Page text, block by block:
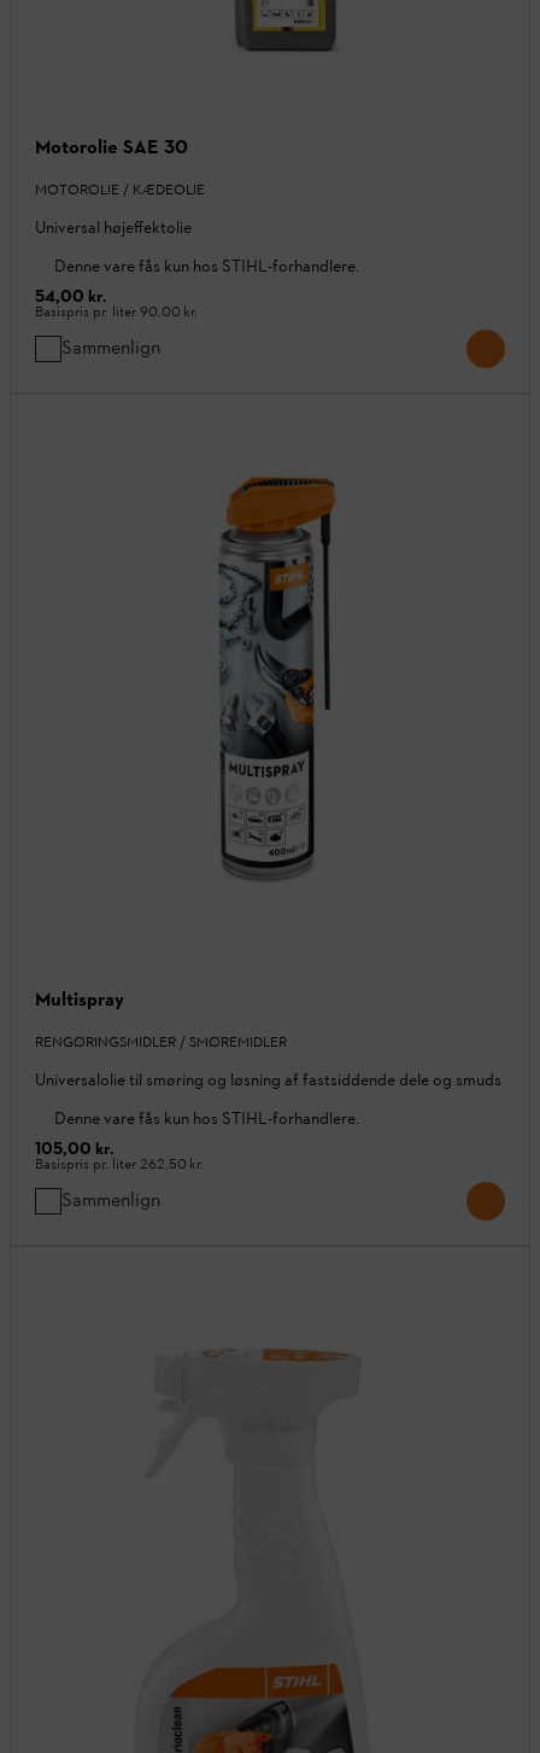
Motorolie SAE 30
MOTOROLIE / KÆDEOLIE
Universal højeffektolie
Denne vare fås kun hos STIHL-forhandlere.
54,00 kr.
Basispris pr. liter90,00 kr.
Sammenlign
Multispray
RENGØRINGSMIDLER / SMØREMIDLER
Universalolie til smøring og løsning af fastsiddende dele og smuds
Denne vare fås kun hos STIHL-forhandlere.
105,00 kr.
Basispris pr. liter 262,50 kr.
Sammenlign